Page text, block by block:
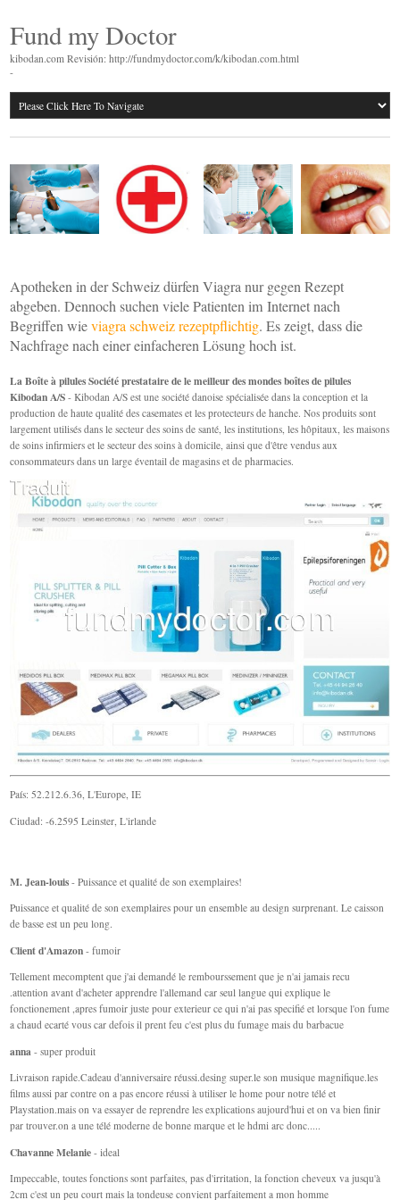
Fund my Doctor
kibodan.com Revisión: http://fundmydoctor.com/k/kibodan.com.html
-
Apotheken in der Schweiz dürfen Viagra nur gegen Rezept
abgeben. Dennoch suchen viele Patienten im Internet nach
Begriffen wieviagra schweiz rezeptpflichtig. Es zeigt, dass die
Nachfrage nach einer einfacheren Lösung hoch ist.
La Boîte à pilules Société prestataire de le meilleur des mondes boîtes de pilules
Kibodan A/S - Kibodan A/S est une société danoise spécialisée dans la conception et la
production de haute qualité des casemates et les protecteurs de hanche. Nos produits sont
largement utilisés dans le secteur des soins de santé, les institutions, les hôpitaux, les maisons
de soins infirmiers et le secteur des soins à domicile, ainsi que d'être vendus aux
consommateurs dans un large éventail de magasins et de pharmacies.
País: 52.212.6.36, L'Europe, IE
Ciudad: -6.2595 Leinster, L'irlande
M. Jean-louis - Puissance et qualité de son exemplaires!
Puissance et qualité de son exemplaires pour un ensemble au design surprenant. Le caisson
de basse est un peu long.
Client d'Amazon - fumoir
Tellement mecomptent que j'ai demandé le rembourssement que je n'ai jamais recu
.attention avant d'acheter apprendre l'allemand car seul langue qui explique le
fonctionement ,apres fumoir juste pour exterieur ce qui n'ai pas specifié et lorsque l'on fume
a chaud ecarté vous car defois il prent feu c'est plus du fumage mais du barbacue
anna - super produit
Livraison rapide.Cadeau d'anniversaire réussi.desing super.le son musique magnifique.les
films aussi par contre on a pas encore réussi à utiliser le home pour notre télé et
Playstation.mais on va essayer de reprendre les explications aujourd'hui et on va bien finir
par trouver.on a une télé moderne de bonne marque et le hdmi arc donc.....
Chavanne Melanie - ideal
Impeccable, toutes fonctions sont parfaites, pas d'irritation, la fonction cheveux va jusqu'à
2cm c'est un peu court mais la tondeuse convient parfaitement a mon homme